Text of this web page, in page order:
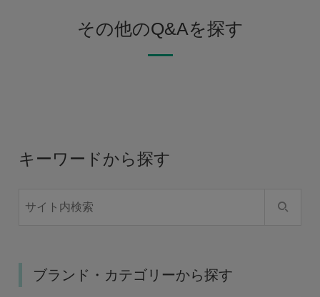
その他のQ&Aを探す
キーワードから探す
ブランド・カテゴリーから探す